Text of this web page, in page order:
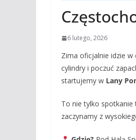
6 lutego, 2026
Zima oficjalnie idzie w
cylindry i poczuć
startujemy w Lany
To nie tylko
zaczynamy z